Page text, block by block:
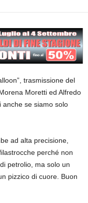
trasmissione del
Moretti ed Alfredo
anche se siamo solo
ad alta precisione,
perché non
petrolio, ma solo un
pizzico di cuore. Buon